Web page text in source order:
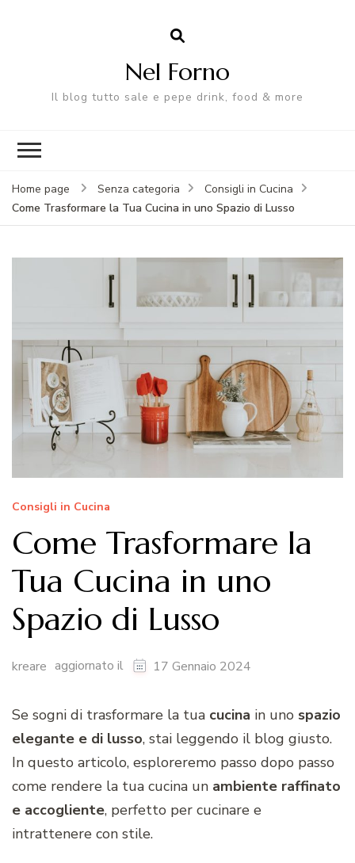
Nel Forno
Il blog tutto sale e pepe drink, food & more
Home page Senza categoria
Consigli in Cucina
Come Trasformare la Tua Cucina in uno Spazio di Lusso
Consigli in Cucina
Come Trasformare la
Tua Cucina in uno
Spazio di Lusso
kreare aggiornato il 17 Gennaio 2024
Se sogni di trasformare la tua cucina in uno spazio
elegante e di lusso, stai leggendo il blog giusto.
In questo articolo, esploreremo passo dopo passo
come rendere la tua cucina un ambiente raffinato
e accogliente, perfetto per cucinare e
intrattenere con stile.